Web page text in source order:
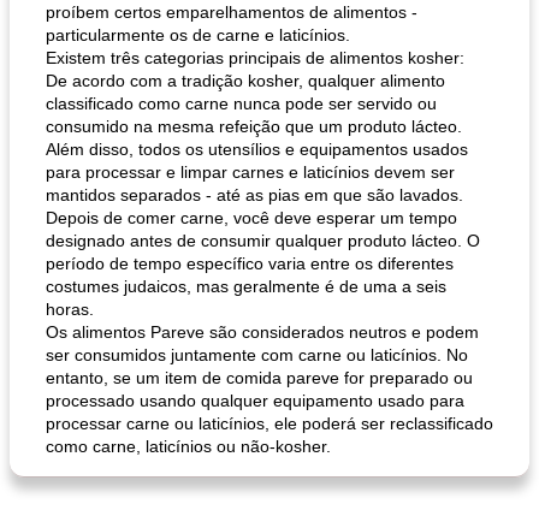
pão plano (out)
proíbem certos emparelhamentos de alimentos -
particularmente os de carne e laticínios.
Existem três categorias principais de alimentos kosher:
De acordo com a tradição kosher, qualquer alimento
classificado como carne nunca pode ser servido ou
consumido na mesma refeição que um produto lácteo.
Além disso, todos os utensílios e equipamentos usados ​​
para processar e limpar carnes e laticínios devem ser
mantidos separados - até as pias em que são lavados.
Depois de comer carne, você deve esperar um tempo
designado antes de consumir qualquer produto lácteo. O
período de tempo específico varia entre os diferentes
costumes judaicos, mas geralmente é de uma a seis
horas.
Os alimentos Pareve são considerados neutros e podem
ser consumidos juntamente com carne ou laticínios. No
entanto, se um item de comida pareve for preparado ou
processado usando qualquer equipamento usado para
processar carne ou laticínios, ele poderá ser reclassificado
como carne, laticínios ou não-kosher.